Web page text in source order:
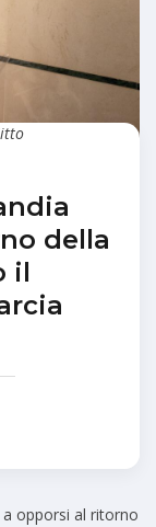
della
il
opporsi al ritorno